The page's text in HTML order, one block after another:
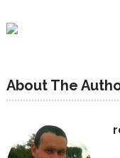
About The